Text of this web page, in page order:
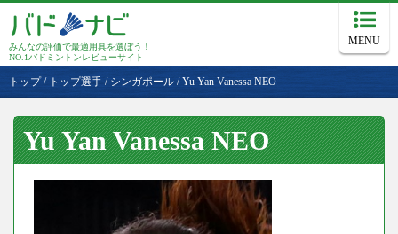
みんなの評価で最適用具を選ぼう！
NO.1バドミントンレビューサイト
MENU
トップ/ トップ選手 / シンガポール /Yu Yan Vanessa NEO
Yu Yan Vanessa NEO